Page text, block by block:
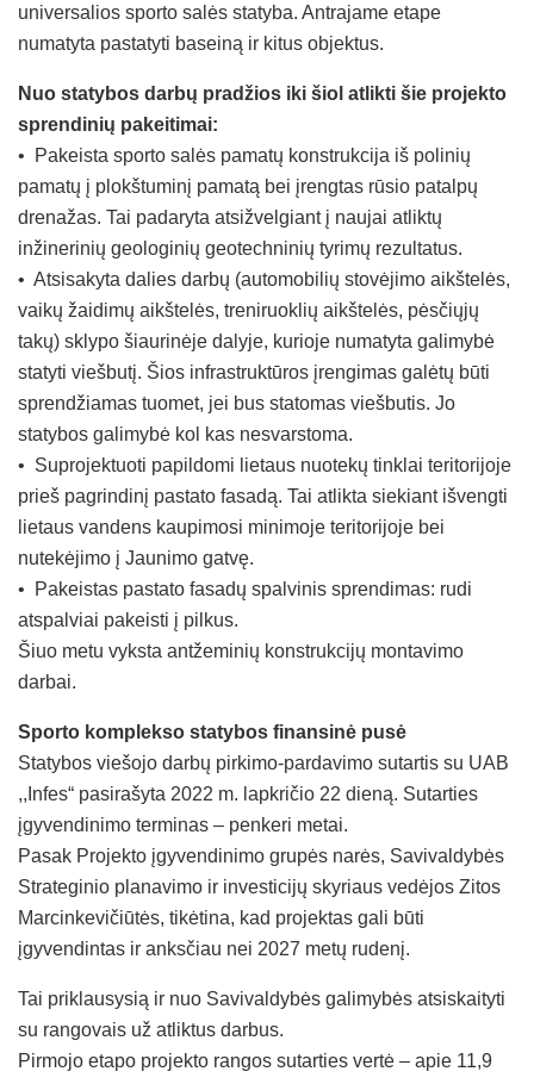
universalios sporto salės statyba. Antrajame etape
numatyta pastatyti baseiną ir kitus objektus.
Nuo statybos darbų pradžios iki šiol atlikti šie projekto
sprendinių pakeitimai:
• Pakeista sporto salės pamatų konstrukcija iš polinių
pamatų į plokštuminį pamatą bei įrengtas rūsio patalpų
drenažas. Tai padaryta atsižvelgiant į naujai atliktų
inžinerinių geologinių geotechninių tyrimų rezultatus.
• Atsisakyta dalies darbų (automobilių stovėjimo aikštelės,
vaikų žaidimų aikštelės, treniruoklių aikštelės, pėsčiųjų
takų) sklypo šiaurinėje dalyje, kurioje numatyta galimybė
statyti viešbutį. Šios infrastruktūros įrengimas galėtų būti
sprendžiamas tuomet, jei bus statomas viešbutis. Jo
statybos galimybė kol kas nesvarstoma.
• Suprojektuoti papildomi lietaus nuotekų tinklai teritorijoje
prieš pagrindinį pastato fasadą. Tai atlikta siekiant išvengti
lietaus vandens kaupimosi minimoje teritorijoje bei
nutekėjimo į Jaunimo gatvę.
• Pakeistas pastato fasadų spalvinis sprendimas: rudi
atspalviai pakeisti į pilkus.
Šiuo metu vyksta antžeminių konstrukcijų montavimo
darbai.
Sporto komplekso statybos finansinė pusė
Statybos viešojo darbų pirkimo-pardavimo sutartis su UAB
,,Infes“ pasirašyta 2022 m. lapkričio 22 dieną. Sutarties
įgyvendinimo terminas – penkeri metai.
Pasak Projekto įgyvendinimo grupės narės, Savivaldybės
Strateginio planavimo ir investicijų skyriaus vedėjos Zitos
Marcinkevičiūtės, tikėtina, kad projektas gali būti
įgyvendintas ir anksčiau nei 2027 metų rudenį.
Tai priklausysią ir nuo Savivaldybės galimybės atsiskaityti
su rangovais už atliktus darbus.
Pirmojo etapo projekto rangos sutarties vertė – apie 11,9